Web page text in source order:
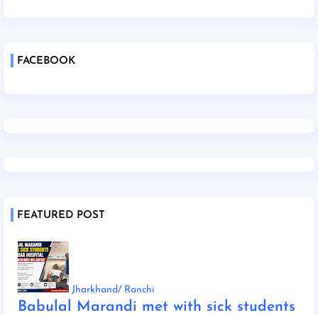
FACEBOOK
FEATURED POST
Jharkhand/ Ranchi
Babulal Marandi met with sick students